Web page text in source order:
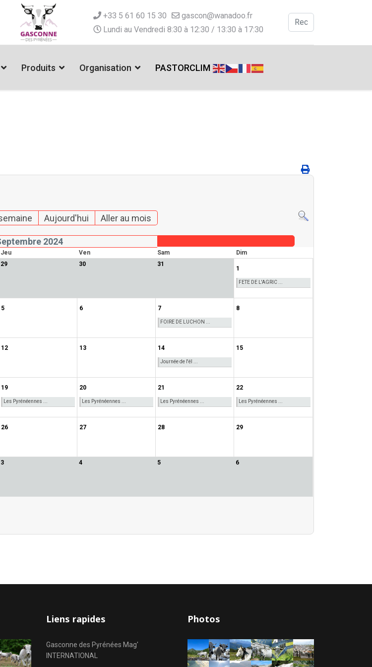
+33 5 61 60 15 30
gascon@wanadoo.fr
Lundi au Vendredi 8:30 à 12:30 / 13:30 à 17:30
Valider
Produits Organisation PASTORCLIM
Aujourd'hui Aller au mois
2024
Jeu Ven Sam
Dim
29 30 31
1
FETE DE L'AGRIC ...
5 6 7
FOIRE DE LUCHON ...
8
12 13 14
Journée de l'él ...
15
19
Les Pyrénéennes ...
20
Les Pyrénéennes ...
21
Les Pyrénéennes ...
22
Les Pyrénéennes ...
26 27 28 29
3 4 5 6
Liens rapides
Gasconne des Pyrénées Mag'
INTERNATIONAL
Photos